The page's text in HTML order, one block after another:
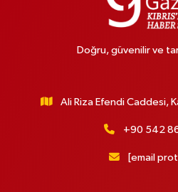
Doğru, güvenilir ve
Ali Riza Efendi Caddesi,
+90 542
[email